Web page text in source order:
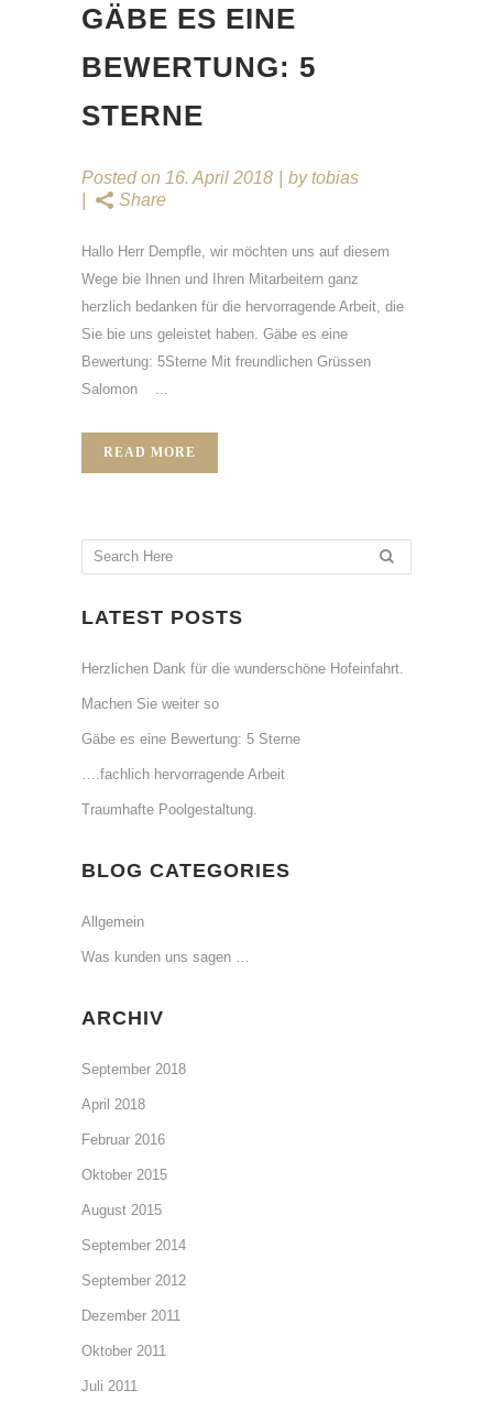
GÄBE ES EINE
BEWERTUNG: 5
STERNE
Posted on 16. April 2018 bytobias
Share
Hallo Herr Dempfle, wir möchten uns auf diesem
Wege bie Ihnen und Ihren Mitarbeitern ganz
herzlich bedanken für die hervorragende Arbeit, die
Sie bie uns geleistet haben. Gäbe es eine
Bewertung: 5Sterne Mit freundlichen Grüssen
Salomon ...
READ MORE
LATEST POSTS
Herzlichen Dank für die wunderschöne Hofeinfahrt.
Machen Sie weiter so
Gäbe es eine Bewertung: 5 Sterne
….fachlich hervorragende Arbeit
Traumhafte Poolgestaltung.
BLOG CATEGORIES
Allgemein
Was kunden uns sagen …
ARCHIV
September 2018
April 2018
Februar 2016
Oktober 2015
August 2015
September 2014
September 2012
Dezember 2011
Oktober 2011
Juli 2011